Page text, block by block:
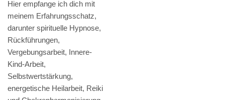
Hier empfange ich dich mit
meinem Erfahrungsschatz,
darunter spirituelle Hypnose,
Rückführungen,
Vergebungsarbeit, Innere-
Kind-Arbeit,
Selbstwertstärkung,
energetische Heilarbeit, Reiki